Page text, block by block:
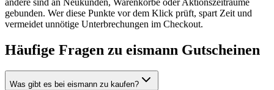
andere sind an Neukunden, Warenkörbe oder Aktionszeiträume
gebunden. Wer diese Punkte vor dem Klick prüft, spart Zeit und
vermeidet unnötige Unterbrechungen im Checkout.
Häufige Fragen zu eismann Gutscheinen
Was gibt es bei eismann zu kaufen?